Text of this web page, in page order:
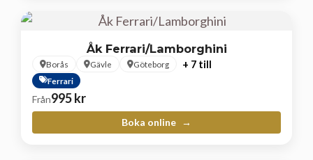
Åk Ferrari/Lamborghini
Borås Gävle Göteborg + 7 till
Ferrari
Från995kr
Boka online